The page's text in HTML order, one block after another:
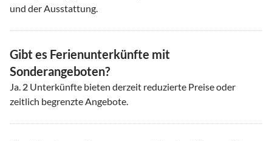
und der Ausstattung.
Gibt es Ferienunterkünfte mit
Sonderangeboten?
Ja. 2 Unterkünfte bieten derzeit reduzierte Preise oder
zeitlich begrenzte Angebote.